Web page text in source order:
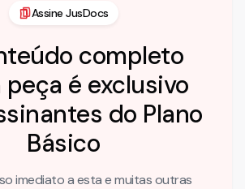
Assine JusDocs
completo
é exclusivo
do Plano
Básico
imediato a esta e muitas outras